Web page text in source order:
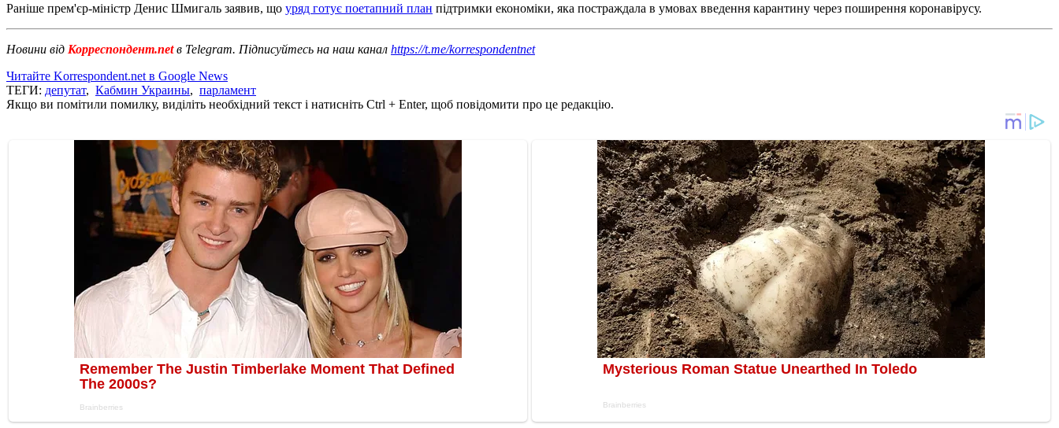
Раніше прем'єр-міністр Денис Шмигаль заявив, що уряд готує поетапний план підтримки економіки, яка постраждала в умовах введення карантину через поширення коронавірусу.
Новини від Корреспондент.netв Telegram. Підписуйтесь на наш канал https://t.me/korrespondentnet
Читайте Korrespondent.net в Google News
ТЕГИ: депутат, Кабмин Украины, парламент
Якщо ви помітили помилку, виділіть необхідний текст і натисніть Ctrl + Enter, щоб повідомити про це редакцію.